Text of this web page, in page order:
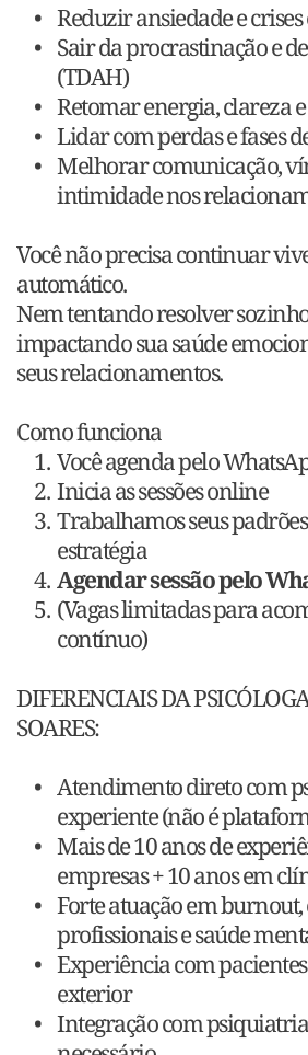
Reduzir ansiedade e
Sair da procrastinação e
(TDAH)
Retomar energia, clareza
Lidar com perdas e fases
Melhorar comunicação,
intimidade nos
Você não precisa continuar
automático.
Nem tentando resolver
impactando sua saúde
seus relacionamentos.
Como funciona
Você agenda pelo
Inicia as sessões online
Trabalhamos seus
estratégia
Agendar sessão pelo
(Vagas limitadas para
contínuo)
DIFERENCIAIS DA
SOARES:
Atendimento direto com
experiente (não é
Mais de 10 anos de
empresas + 10 anos em
Forte atuação em
profissionais e saúde
Experiência com
exterior
Integração com